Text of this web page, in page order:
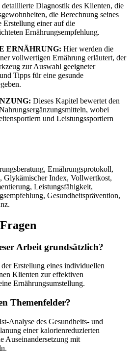
Diagnostik des Klienten, die
die Berechnung seines
Erstellung einer auf die
Ernährungsempfehlung.
ERNÄHRUNG: Hier werden die
vollwertigen Ernährung erläutert, der
zur Auswahl geeigneter
Tipps für eine gesunde
Dieses Kapitel bewertet den
wobei
und Leistungssportlern
Ernährungsprotokoll,
Glykämischer Index, Vollwertkost,
Leistungsfähigkeit,
Gesundheitsprävention,
Arbeit grundsätzlich?
Erstellung eines individuellen
Klienten zur effektiven
Ernährungsumstellung.
Themenfelder?
Analyse des Gesundheits- und
einer kalorienreduzierten
Auseinandersetzung mit